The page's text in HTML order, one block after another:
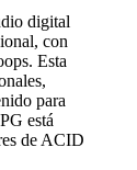
digital
con
Esta
para
está
de ACID